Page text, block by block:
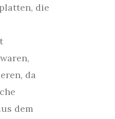
die
da
dem